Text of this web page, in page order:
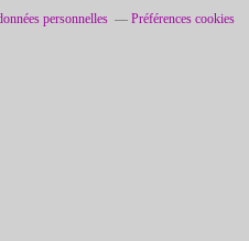
personnelles Préférences cookies